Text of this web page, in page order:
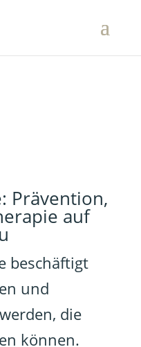
Prävention,
auf
beschäftigt
und
die
können.